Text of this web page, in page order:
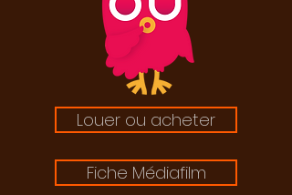
Louer ou acheter
Fiche Médiafilm